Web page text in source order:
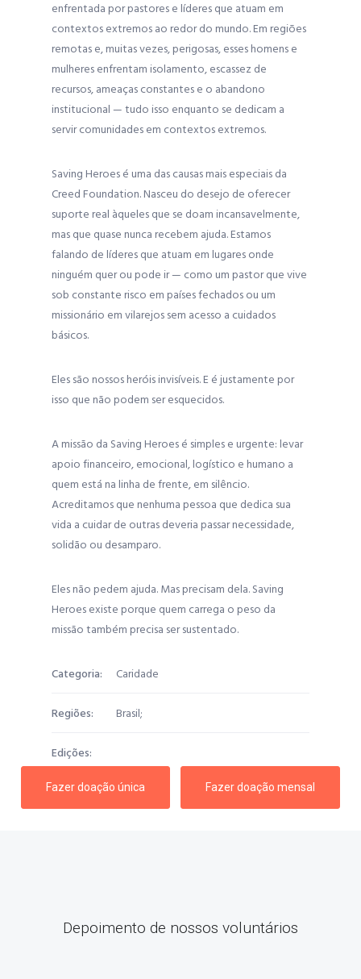
enfrentada por pastores e líderes que atuam em
contextos extremos ao redor do mundo. Em regiões
remotas e, muitas vezes, perigosas, esses homens e
mulheres enfrentam isolamento, escassez de
recursos, ameaças constantes e o abandono
institucional — tudo isso enquanto se dedicam a
servir comunidades em contextos extremos.
Saving Heroes é uma das causas mais especiais da
Creed Foundation. Nasceu do desejo de oferecer
suporte real àqueles que se doam incansavelmente,
mas que quase nunca recebem ajuda. Estamos
falando de líderes que atuam em lugares onde
ninguém quer ou pode ir — como um pastor que vive
sob constante risco em países fechados ou um
missionário em vilarejos sem acesso a cuidados
básicos.
Eles são nossos heróis invisíveis. E é justamente por
isso que não podem ser esquecidos.
A missão da Saving Heroes é simples e urgente: levar
apoio financeiro, emocional, logístico e humano a
quem está na linha de frente, em silêncio.
Acreditamos que nenhuma pessoa que dedica sua
vida a cuidar de outras deveria passar necessidade,
solidão ou desamparo.
Eles não pedem ajuda. Mas precisam dela. Saving
Heroes existe porque quem carrega o peso da
missão também precisa ser sustentado.
Categoria: Caridade
Regiões: Brasil;
Edições:
Fazer doação única Fazer doação mensal
Depoimento de nossos voluntários